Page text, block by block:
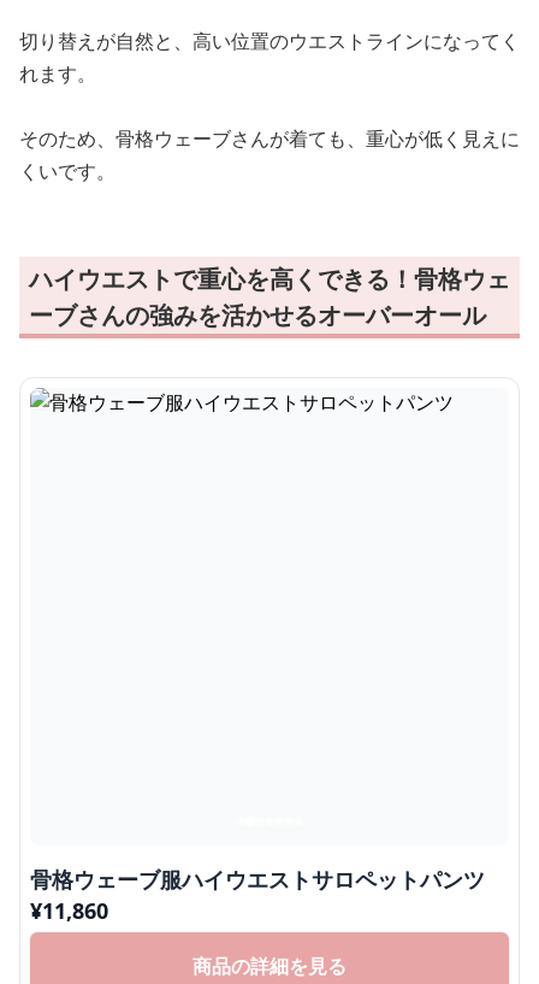
切り替えが自然と、高い位置のウエストラインになってく
れます。
そのため、骨格ウェーブさんが着ても、重心が低く見えに
くいです。
ハイウエストで重心を高くできる！骨格ウェ
ーブさんの強みを活かせるオーバーオール
骨格ウェーブ服ハイウエストサロペットパンツ
¥11,860
商品の詳細を見る